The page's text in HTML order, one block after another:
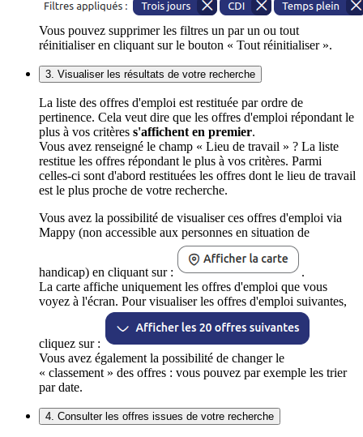
Vous pouvez supprimer les filtres un par un ou tout
réinitialiser en cliquant sur le bouton « Tout réinitialiser ».
3. Visualiser les résultats de votre recherche
La liste des offres d'emploi est restituée par ordre de
pertinence. Cela veut dire que les offres d'emploi répondant le
plus à vos critères s'affichent en premier.
Vous avez renseigné le champ « Lieu de travail » ? La liste
restitue les offres répondant le plus à vos critères. Parmi
celles-ci sont d'abord restituées les offres dont le lieu de travail
est le plus proche de votre recherche.
Vous avez la possibilité de visualiser ces offres d'emploi via
Mappy (non accessible aux personnes en situation de
handicap) en cliquant sur :
.
La carte affiche uniquement les offres d'emploi que vous
voyez à l'écran. Pour visualiser les offres d'emploi suivantes,
cliquez sur :
Vous avez également la possibilité de changer le
« classement » des offres : vous pouvez par exemple les trier
par date.
4. Consulter les offres issues de votre recherche